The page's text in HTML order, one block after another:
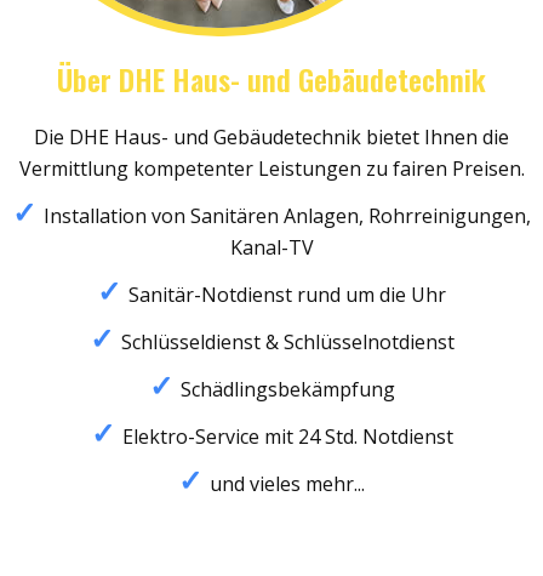
Über DHE Haus- und Gebäudetechnik
Die DHE Haus- und Gebäudetechnik bietet Ihnen die
Vermittlung kompetenter Leistungen zu fairen Preisen.
Installation von Sanitären Anlagen, Rohrreinigungen,
Kanal-TV
Sanitär-Notdienst rund um die Uhr
Schlüsseldienst & Schlüsselnotdienst
Schädlingsbekämpfung
Elektro-Service mit 24 Std. Notdienst
und vieles mehr...